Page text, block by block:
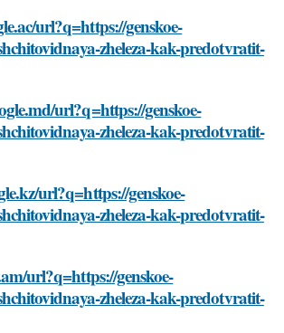
url?q=https://genskoe-
zheleza-kak-predotvratit-
url?q=https://genskoe-
zheleza-kak-predotvratit-
url?q=https://genskoe-
zheleza-kak-predotvratit-
url?q=https://genskoe-
zheleza-kak-predotvratit-